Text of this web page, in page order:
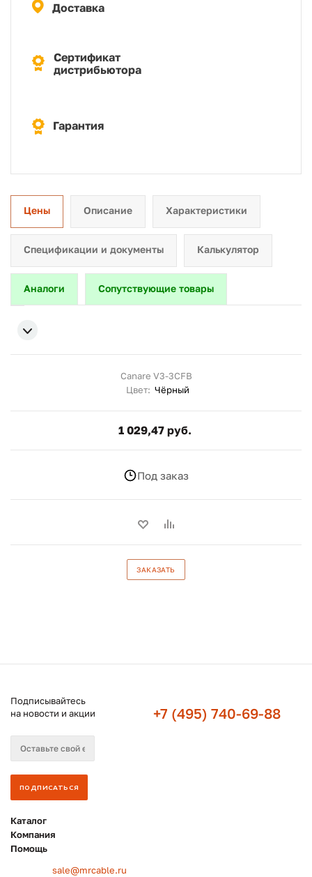
Доставка
Сертификат
дистрибьютора
Гарантия
Цены Описание Характеристики
Спецификации и документы Калькулятор
Аналоги Сопутствующие товары
Canare V3-3CFB
Цвет: Чёрный
1 029,47 руб.
Под заказ
ЗАКАЗАТЬ
Подписывайтесь
на новости и акции
+7 (495) 740-69-88
Каталог
Компания
Помощь
sale@mrcable.ru